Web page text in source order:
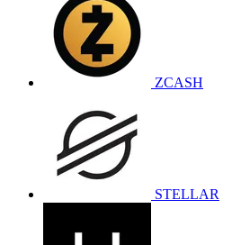
ZCASH
STELLAR